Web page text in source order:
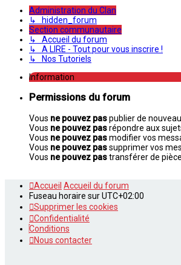
Administration du Clan
↳ hidden_forum
Section communautaire
↳ Accueil du forum
↳ A LIRE - Tout pour vous inscrire !
↳ Nos Tutoriels
Information
Permissions du forum
Vous ne pouvez paspublier de
Vous ne pouvez pasrépondre aux
Vous ne pouvez pasmodifier vos
Vous ne pouvez passupprimer vos
Vous ne pouvez pastransférer de
Accueil Accueil du forum
Fuseau horaire surUTC+02:00
Supprimer les cookies
Confidentialité
Conditions
Nous contacter